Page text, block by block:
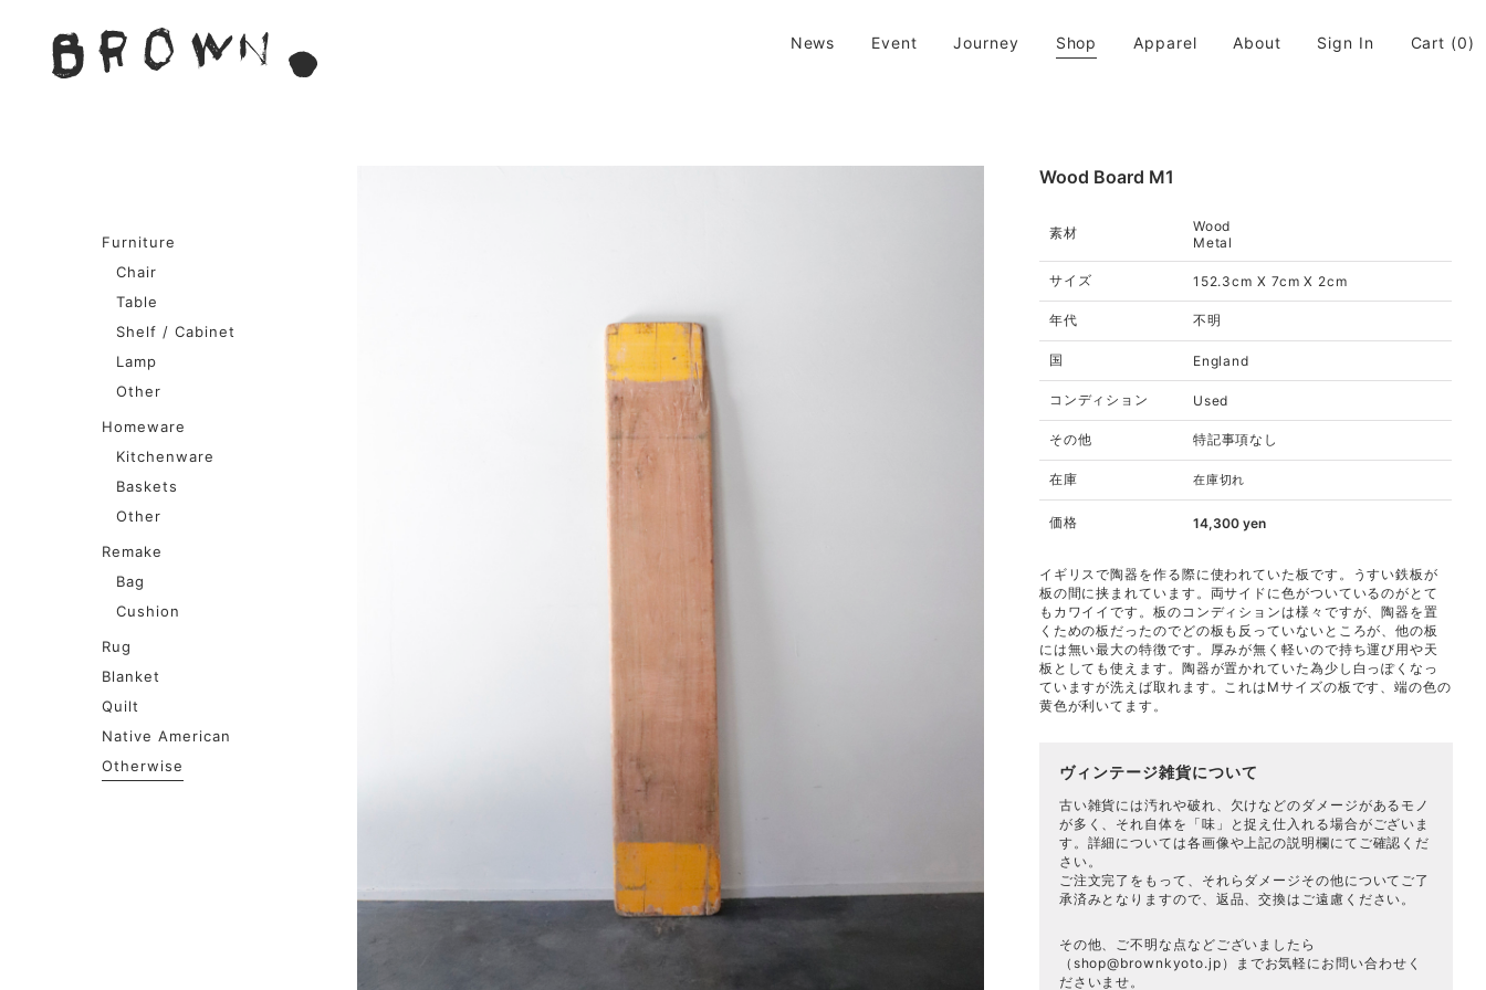
content
BROWN. | 京都 二条新町の生活雑貨店
News Event Journey Shop Apparel About Sign In Cart (0)
Furniture
Chair
Table
Shelf / Cabinet
Lamp
Other
Homeware
Kitchenware
Baskets
Other
Remake
Bag
Cushion
Rug
Blanket
Quilt
Native American
Otherwise
Wood Board M1
素材
Wood
Metal
サイズ 152.3cm X 7cm X 2cm
年代 不明
国 England
コンディション Used
その他 特記事項なし
在庫 在庫切れ
価格 14,300 yen
イギリスで陶器を作る際に使われていた板です。うすい鉄板が
板の間に挟まれています。両サイドに色がついているのがとて
もカワイイです。板のコンディションは様々ですが、陶器を置
くための板だったのでどの板も反っていないところが、他の板
には無い最大の特徴です。厚みが無く軽いので持ち運び用や天
板としても使えます。陶器が置かれていた為少し白っぽくなっ
ていますが洗えば取れます。これはMサイズの板です、端の色の
黄色が利いてます。
ヴィンテージ雑貨について
古い雑貨には汚れや破れ、欠けなどのダメージがあるモノ
が多く、それ自体を「味」と捉え仕入れる場合がございま
す。詳細については各画像や上記の説明欄にてご確認くだ
さい。
ご注文完了をもって、それらダメージその他についてご了
承済みとなりますので、返品、交換はご遠慮ください。
その他、ご不明な点などございましたら
（ shop@brownkyoto.jp ）までお気軽にお問い合わせく
ださいませ。